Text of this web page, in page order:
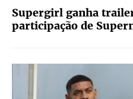
Supergirl ganha
participação de